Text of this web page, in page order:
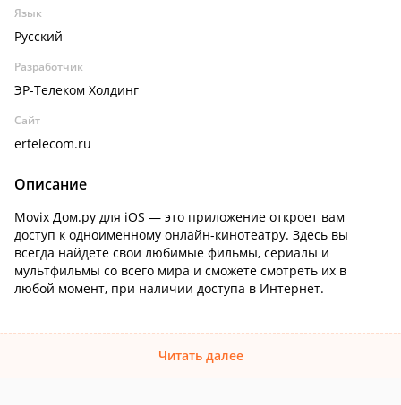
Язык
Русский
Разработчик
ЭР-Телеком Холдинг
Сайт
ertelecom.ru
Описание
Movix Дом.ру для iOS — это приложение откроет вам
доступ к одноименному онлайн-кинотеатру. Здесь вы
всегда найдете свои любимые фильмы, сериалы и
мультфильмы со всего мира и сможете смотреть их в
любой момент, при наличии доступа в Интернет.
Читать далее